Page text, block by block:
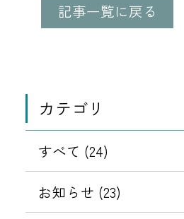
動
記事一覧に戻る
カテゴリ
すべて (24)
お知らせ (23)